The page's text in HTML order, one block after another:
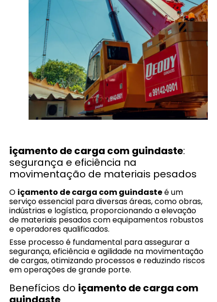
içamento de carga com guindaste:
segurança e eficiência na
movimentação de materiais pesados
O içamento de carga com guindasteé um
serviço essencial para diversas áreas, como obras,
indústrias e logística, proporcionando a elevação
de materiais pesados com equipamentos robustos
e operadores qualificados.
Esse processo é fundamental para assegurar a
segurança, eficiência e agilidade na movimentação
de cargas, otimizando processos e reduzindo riscos
em operações de grande porte.
Benefícios do içamento de carga com